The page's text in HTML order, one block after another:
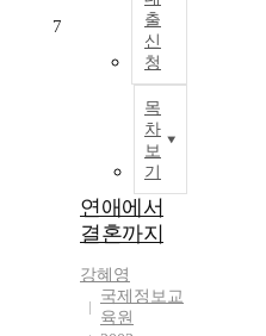
출
신
청
목
차
보
기
7
연애에서
결혼까지
강혜영
국제정보교
육원